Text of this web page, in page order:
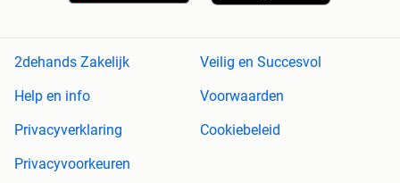
2dehands Zakelijk
Veilig en Succesvol
Help en info
Voorwaarden
Privacyverklaring
Cookiebeleid
Privacyvoorkeuren